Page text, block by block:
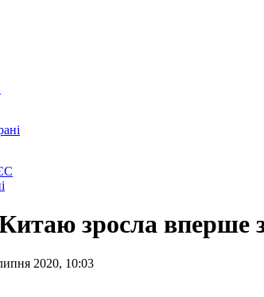
зросла вперше
2020, 10:03